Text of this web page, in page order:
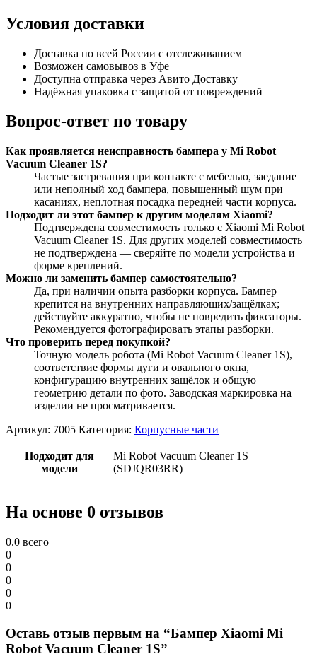
Условия доставки
Доставка по всей России с отслеживанием
Возможен самовывоз в Уфе
Доступна отправка через Авито Доставку
Надёжная упаковка с защитой от повреждений
Вопрос-ответ по товару
Как проявляется неисправность бампера у Mi Robot
Vacuum Cleaner 1S?
Частые застревания при контакте с мебелью, заедание
или неполный ход бампера, повышенный шум при
касаниях, неплотная посадка передней части корпуса.
Подходит ли этот бампер к другим моделям Xiaomi?
Подтверждена совместимость только с Xiaomi Mi Robot
Vacuum Cleaner 1S. Для других моделей совместимость
не подтверждена — сверяйте по модели устройства и
форме креплений.
Можно ли заменить бампер самостоятельно?
Да, при наличии опыта разборки корпуса. Бампер
крепится на внутренних направляющих/защёлках;
действуйте аккуратно, чтобы не повредить фиксаторы.
Рекомендуется фотографировать этапы разборки.
Что проверить перед покупкой?
Точную модель робота (Mi Robot Vacuum Cleaner 1S),
соответствие формы дуги и овального окна,
конфигурацию внутренних защёлок и общую
геометрию детали по фото. Заводская маркировка на
изделии не просматривается.
Артикул: 7005 Категория: Корпусные части
Подходит для
модели
Mi Robot Vacuum Cleaner 1S
(SDJQR03RR)
На основе 0 отзывов
0.0 всего
0
0
0
0
0
Оставь отзыв первым на “Бампер Xiaomi Mi
Robot Vacuum Cleaner 1S”